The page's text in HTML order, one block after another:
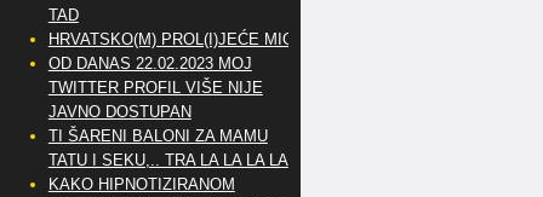
TAD
HRVATSKO(M) PROL(I)JEĆE MIG
OD DANAS 22.02.2023 MOJ
TWITTER PROFIL VIŠE NIJE
JAVNO DOSTUPAN
TI ŠARENI BALONI ZA MAMU
TATU I SEKU,.. TRA LA LA LA LA
KAKO HIPNOTIZIRANOM